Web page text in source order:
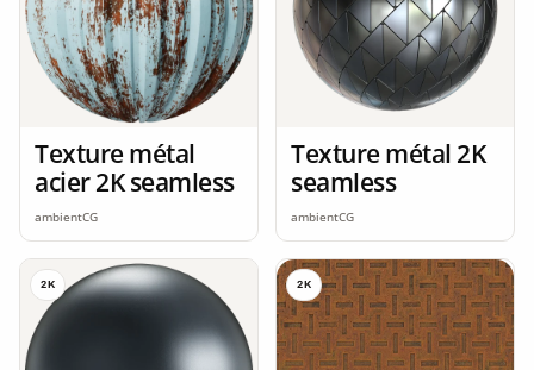
Texture métal
acier 2K seamless
ambientCG
Texture métal 2K
seamless
ambientCG
2K 2K